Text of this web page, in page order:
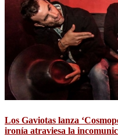
Los Gaviotas lanza
ironía atraviesa la